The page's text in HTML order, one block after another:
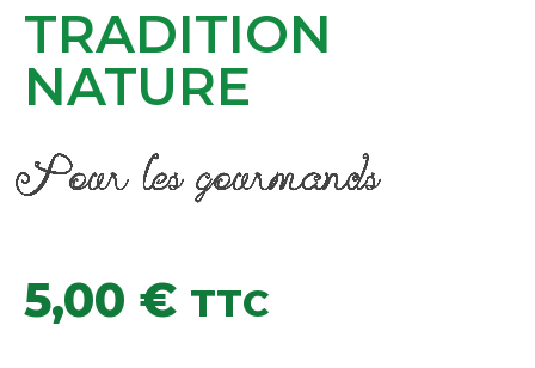
TRADITION
NATURE
Pour les gourmands
5,00 € TTC